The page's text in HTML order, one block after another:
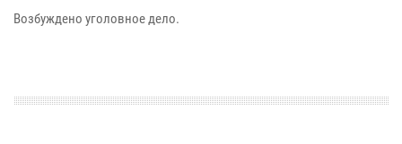
Возбуждено уголовное дело.